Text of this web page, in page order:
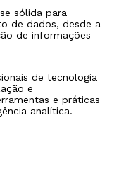
sólida para
de dados, desde a
de informações
de tecnologia
e
e práticas
analítica.